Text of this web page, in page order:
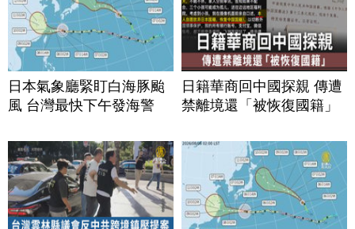
日本氣象廳緊盯白海豚颱
風 台灣最快下午發海警
日籍華商回中國探親 傳遭
禁離境還「被恢復國籍」